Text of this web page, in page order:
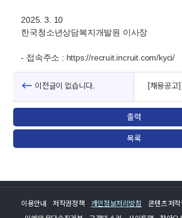
2025. 3. 10
한국청소년상담복지개발원 이사장
- 접속주소 : https://recruit.incruit.com/kyci/
이전글이 없습니다.
출력
목록
이용안내 저작권정책 개인정보처리방침
콘텐츠 저